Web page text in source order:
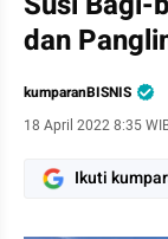
dan
kumparanBISNIS
18 April 2022 8:35
Ikuti